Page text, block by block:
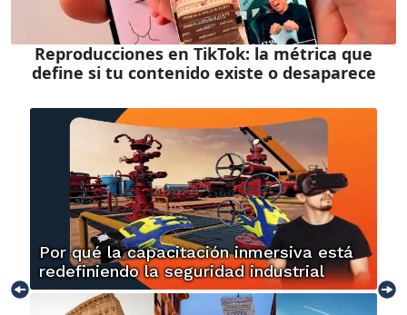
Reproducciones en TikTok: la métrica que
define si tu contenido existe o desaparece
Por qué la capacitación inmersiva está
redefiniendo la seguridad industrial